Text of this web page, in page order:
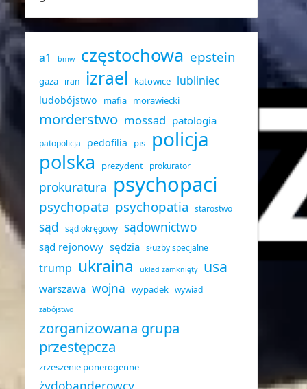
a1 bmw częstochowa epstein
gaza iran izrael katowice lubliniec
ludobójstwo mafia morawiecki
morderstwo mossad patologia
patopolicja pedofilia pis policja
polska prezydent prokurator
prokuratura psychopaci
psychopata psychopatia starostwo
sąd sąd okręgowy sądownictwo
sąd rejonowy sędzia służby specjalne
trump ukraina układ zamknięty usa
warszawa wojna wypadek wywiad
zabójstwo
zorganizowana grupa
przestępcza
zrzeszenie ponerogenne